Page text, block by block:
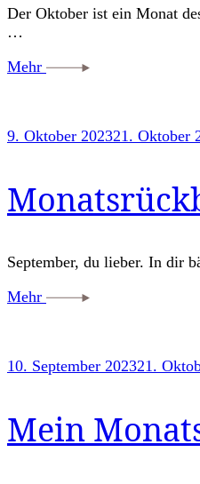
Der Oktober ist ein Monat
…
Mehr
9. Oktober 202321. Oktober
September, du lieber. In dir
Mehr
10. September 202321.
Mein